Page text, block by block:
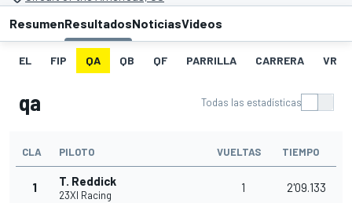
ResumenResultadosNoticiasVideos
EL FIP QA QB QF PARRILLA CARRERA VR
qa Todas las estadísticas
CLA PILOTO VUELTAS TIEMPO
1 T. Reddick
23XI Racing
1 2'09.133